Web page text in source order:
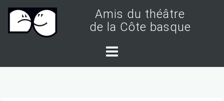
t
Amis du théâtre
de la Côte basque